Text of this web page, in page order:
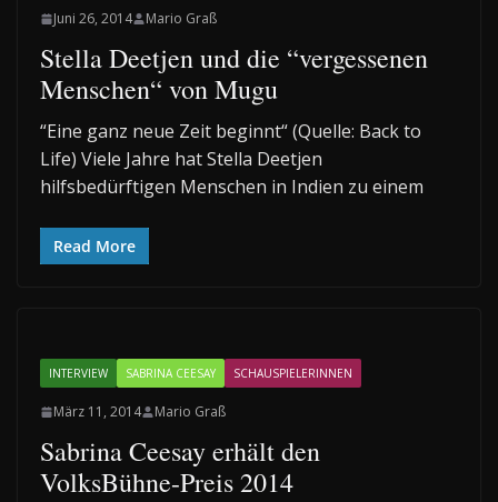
Juni 26, 2014 Mario Graß
Stella Deetjen und die “vergessenen
Menschen“ von Mugu
“Eine ganz neue Zeit beginnt“ (Quelle: Back to
Life) Viele Jahre hat Stella Deetjen
hilfsbedürftigen Menschen in Indien zu einem
Read More
INTERVIEW SABRINA CEESAY SCHAUSPIELERINNEN
März 11, 2014 Mario Graß
Sabrina Ceesay erhält den
VolksBühne-Preis 2014